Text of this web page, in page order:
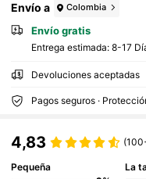
Envío a Colombia
Envío gratis
Entrega estimada: 8-17
Devoluciones aceptadas
Pagos seguros ·
4,83
Pequeña
La